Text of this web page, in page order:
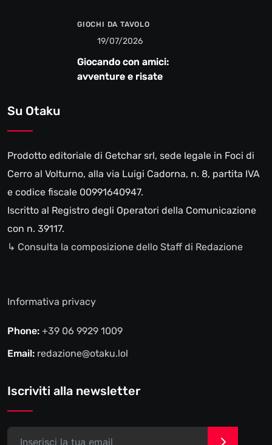
GIOCHI DA TAVOLO
19/07/2026
Giocando con amici:
avventure e risate
Su Otaku
Prodotto editoriale di Getchar srl, sede legale in Foci di
Cerro al Volturno, alla via Luigi Cadorna, n. 8, partita IVA
e codice fiscale 00991640947.
Iscritto al Registro degli Operatori della Comunicazione
con n. 39117.
↳ Consulta la composizione dello Staff di Redazione
Informativa privacy
Phone: +39 06 9929 1009
Email: redazione@otaku.lol
Iscriviti alla newsletter
>